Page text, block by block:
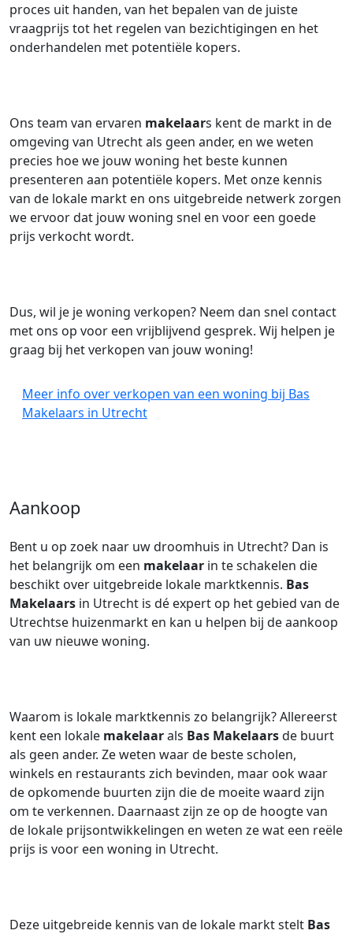
proces uit handen, van het bepalen van de juiste
vraagprijs tot het regelen van bezichtigingen en het
onderhandelen met potentiële kopers.
Ons team van ervaren makelaars kent de markt in de
omgeving van Utrecht als geen ander, en we weten
precies hoe we jouw woning het beste kunnen
presenteren aan potentiële kopers. Met onze kennis
van de lokale markt en ons uitgebreide netwerk zorgen
we ervoor dat jouw woning snel en voor een goede
prijs verkocht wordt.
Dus, wil je je woning verkopen? Neem dan snel contact
met ons op voor een vrijblijvend gesprek. Wij helpen je
graag bij het verkopen van jouw woning!
Meer info over verkopen van een woning bij Bas
Makelaars in Utrecht
Aankoop
Bent u op zoek naar uw droomhuis in Utrecht? Dan is
het belangrijk om een makelaar in te schakelen die
beschikt over uitgebreide lokale marktkennis. Bas
Makelaars in Utrecht is dé expert op het gebied van de
Utrechtse huizenmarkt en kan u helpen bij de aankoop
van uw nieuwe woning.
Waarom is lokale marktkennis zo belangrijk? Allereerst
kent een lokale makelaarals Bas Makelaarsde buurt
als geen ander. Ze weten waar de beste scholen,
winkels en restaurants zich bevinden, maar ook waar
de opkomende buurten zijn die de moeite waard zijn
om te verkennen. Daarnaast zijn ze op de hoogte van
de lokale prijsontwikkelingen en weten ze wat een reële
prijs is voor een woning in Utrecht.
Deze uitgebreide kennis van de lokale markt stelt Bas